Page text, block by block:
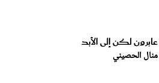
عابرون لكن إلى الأبد
منال الحصيني